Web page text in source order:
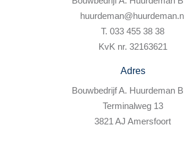
T. 033 455 38 38
KvK nr. 32163621
Adres
Bouwbedrijf A. Huurdeman
Terminalweg 13
3821 AJ Amersfoort